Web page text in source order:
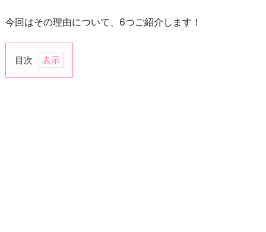
今回はその理由について、6つご紹介します！
目次
1.